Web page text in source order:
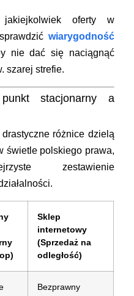
oferty w
wiarygodność
nie dać się naciągnąć
szarej strefie.
stacjonarny a
różnice dzielą
świetle polskiego prawa,
zestawienie
Sklep
internetowy
(Sprzedaż na
odległość)
Bezprawny